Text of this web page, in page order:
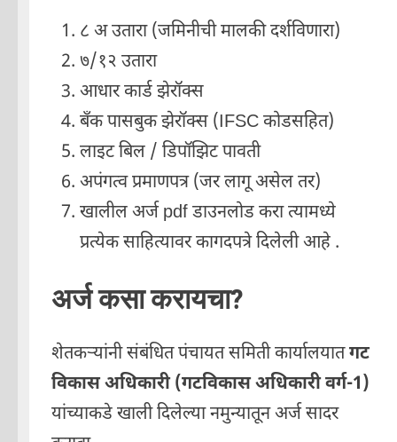
८ अ उतारा (जमिनीची मालकी दर्शविणारा)
७/१२ उतारा
आधार कार्ड झेरॉक्स
बँक पासबुक झेरॉक्स (IFSC कोडसहित)
लाइट बिल / डिपॉझिट पावती
अपंगत्व प्रमाणपत्र (जर लागू असेल तर)
खालील अर्ज pdf डाउनलोड करा त्यामध्ये
प्रत्येक साहित्यावर कागदपत्रे दिलेली आहे .
अर्ज कसा करायचा?
शेतकऱ्यांनी संबंधित पंचायत समिती कार्यालयातगट
विकास अधिकारी (गटविकास अधिकारी वर्ग-1)
यांच्याकडे खाली दिलेल्या नमुन्यातून अर्ज सादर